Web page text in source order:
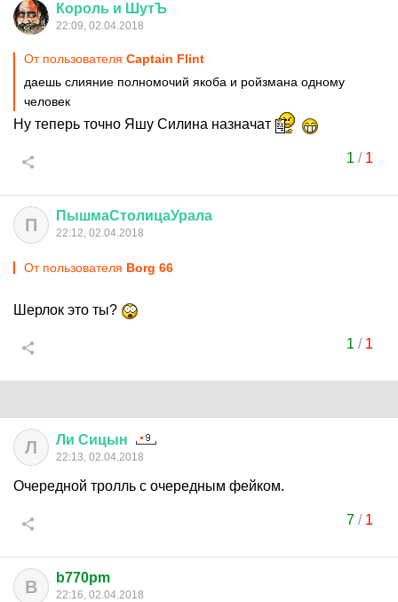
Король и ШутЪ
22:09, 02.04.2018
От пользователя Captain Flint
даешь слияние полномочий якоба и ройзмана одному
человек
Ну теперь точно Яшу Силина назначат
1 / 1
П ПышмаСтолицаУрала
22:12, 02.04.2018
От пользователя Borg 66
Шерлок это ты?
1 / 1
Л Ли Сицын
22:13, 02.04.2018
Очередной тролль с очередным фейком.
7/ 1
B b770pm
22:16, 02.04.2018